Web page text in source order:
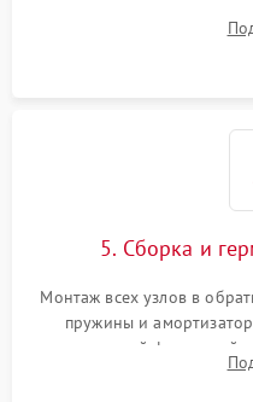
или
5. Сборка и
Монтаж всех узлов в
пружины и
надежной фиксацией
герметиком для